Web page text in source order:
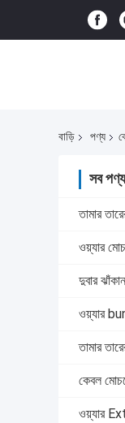
বাড়ি পণ্য
সব পণ্য
তামার
ওয়্যার
দুবার
ওয়্যার
তামার
কেবল
ওয়্যার